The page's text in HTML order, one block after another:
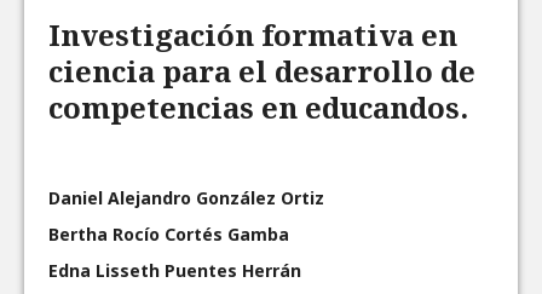
Investigación formativa en
ciencia para el desarrollo de
competencias en educandos.
Daniel Alejandro González Ortiz
Bertha Rocío Cortés Gamba
Edna Lisseth Puentes Herrán